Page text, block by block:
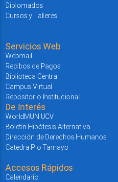
Diplomados
Cursos y Talleres
Servicios Web
Webmail
Recibos de Pagos
Biblioteca Central
Campus Virtual
Repositorio Institucional
De Interés
WorldMUN UCV
Boletín Hipótesis Alternativa
Dirección de Derechos Humanos
Catedra Pio Tamayo
Accesos Rápidos
Calendario